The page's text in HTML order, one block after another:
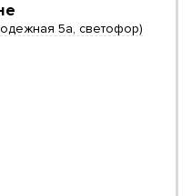
5а, светофор)